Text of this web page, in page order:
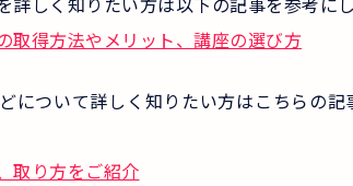
取得方法やメリット、講座の選び方
について詳しく知りたい方はこちらの
取り方をご紹介